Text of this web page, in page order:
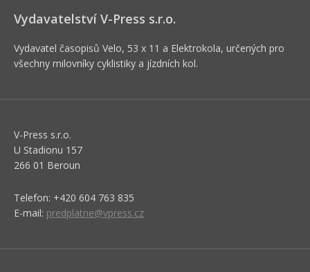
Vydavatelství V-Press s.r.o.
Vydavatel časopisů Velo, 53 x 11 a Elektrokola, určených pro
všechny milovníky cyklistiky a jízdních kol.
V-Press s.r.o.
U Stadionu 157
266 01 Beroun
Telefon: +420 604 763 835
E-mail: predplatne@vpress.cz